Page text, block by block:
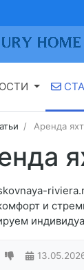
Аренда
и